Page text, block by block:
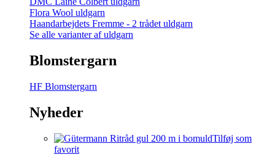
Flora Wool uldgarn
Haandarbejdets Fremme - 2 trådet uldgarn
Se alle varianter af uldgarn
Blomstergarn
HF Blomstergarn
Nyheder
Tilføj som
favorit